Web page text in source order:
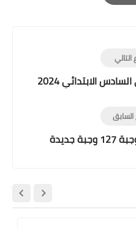
الابتدائي 2024
جديدة